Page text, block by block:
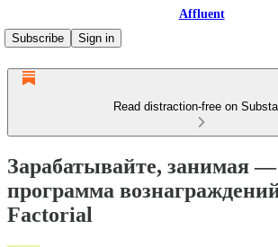
Affluent
Subscribe
Sign in
Read distraction-free on
Зарабатывайте, занимая
программа
Factorial